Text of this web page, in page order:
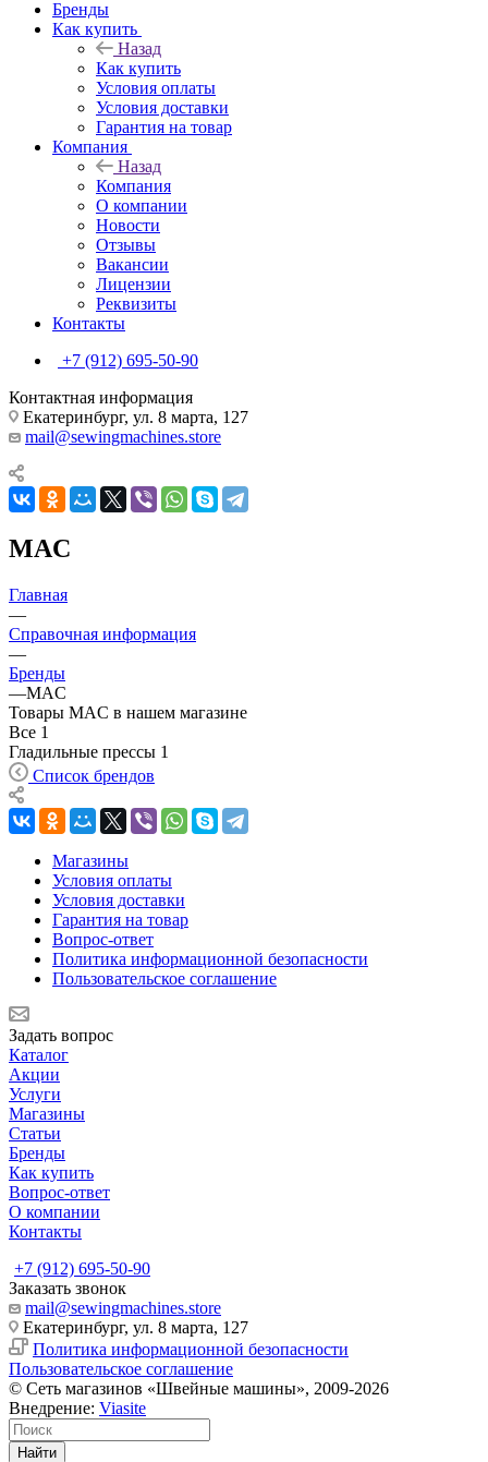
Бренды
Как купить
Назад
Как купить
Условия оплаты
Условия доставки
Гарантия на товар
Компания
Назад
Компания
О компании
Новости
Отзывы
Вакансии
Лицензии
Реквизиты
Контакты
+7 (912) 695-50-90
Контактная информация
Екатеринбург, ул. 8 марта, 127
mail@sewingmachines.store
MAC
Главная
—
Справочная информация
—
Бренды
—MAC
Товары MAC в нашем магазине
Все 1
Гладильные прессы 1
Список брендов
Магазины
Условия оплаты
Условия доставки
Гарантия на товар
Вопрос-ответ
Политика информационной безопасности
Пользовательское соглашение
Задать вопрос
Каталог
Акции
Услуги
Магазины
Статьи
Бренды
Как купить
Вопрос-ответ
О компании
Контакты
+7 (912) 695-50-90
Заказать звонок
mail@sewingmachines.store
Екатеринбург, ул. 8 марта, 127
Политика информационной безопасности
Пользовательское соглашение
© Сеть магазинов «Швейные машины», 2009-2026
Внедрение: Viasite
Найти